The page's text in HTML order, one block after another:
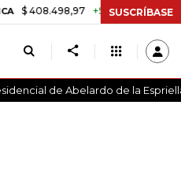
+$ 8.753,81 +2,19%
SUSCRÍBASE
de Abelardo de la